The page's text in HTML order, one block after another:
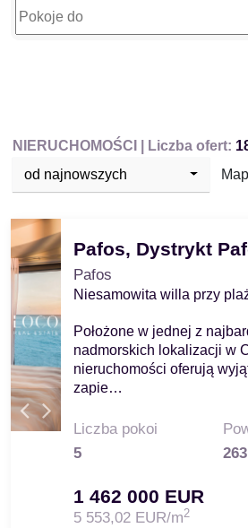
NIERUCHOMOŚCI | Liczba ofert:
od najnowszych
Pafos, Dystrykt
Pafos
Niesamowita willa przy
Położone w jednej z
nadmorskich lokalizacji w
nieruchomości oferują
zapie…
Liczba pokoi
5
1 462 000 EUR
5 553,02 EUR/m2